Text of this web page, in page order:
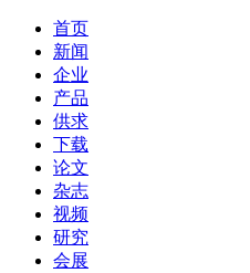
首页
新闻
企业
产品
供求
下载
论文
杂志
视频
研究
会展